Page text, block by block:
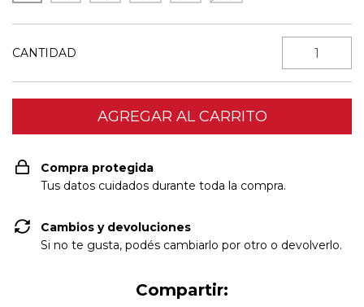
CANTIDAD
Compra protegida
Tus datos cuidados durante toda la compra.
Cambios y devoluciones
Si no te gusta, podés cambiarlo por otro o devolverlo.
Compartir: